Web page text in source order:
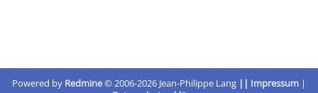
Powered by Redmine© 2006-2026 Jean-Philippe Lang || Impressum |